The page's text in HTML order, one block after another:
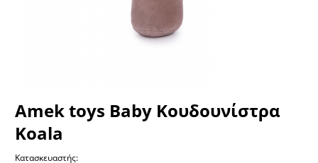
Amek toys Baby Κουδουνίστρα
Koala
Κατασκευαστής: